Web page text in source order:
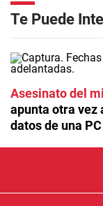
Te Puede
Asesinato del
apunta otra vez
datos de una PC